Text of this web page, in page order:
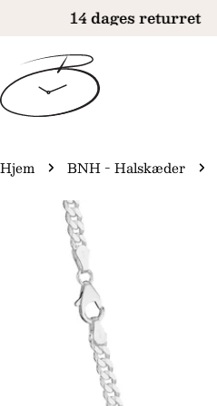
indhold
14 dages returret
Hjem BNH - Halskæder